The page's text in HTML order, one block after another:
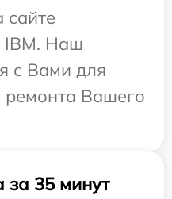
сайте
IBM. Наш
с Вами для
ремонта Вашего
за 35 минут